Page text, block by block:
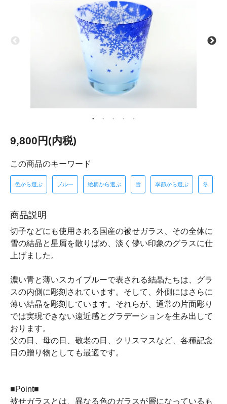
9,800円(内税)
この商品のキーワード
色から選ぶ ブルー 絵柄から選ぶ 雪 季節から選ぶ 冬
商品説明
切子などにも使用される国産の被せガラス、その全体に
雪の結晶と星屑を散りばめ、淡く儚い印象のグラスに仕
上げました。
濃い青と薄いスカイブルーで表される結晶たちは、グラ
スの内側に彫刻されています。そして、外側にはさらに
薄い結晶を彫刻しています。それらが、通常の片面彫り
では実現できない遠近感とグラデーションを生み出して
おります。
父の日、母の日、敬老の日、クリスマスなど、各種記念
日の贈り物としても最適です。
■Point■
被せガラスとは、異なる色のガラスが層になっているも